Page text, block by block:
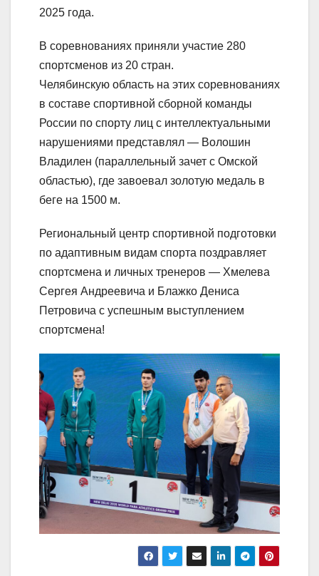
2025 года.
В соревнованиях приняли участие 280
спортсменов из 20 стран.
Челябинскую область на этих соревнованиях
в составе спортивной сборной команды
России по спорту лиц с интеллектуальными
нарушениями представлял — Волошин
Владилен (параллельный зачет с Омской
областью), где завоевал золотую медаль в
беге на 1500 м.
Региональный центр спортивной подготовки
по адаптивным видам спорта поздравляет
спортсмена и личных тренеров — Хмелева
Сергея Андреевича и Блажко Дениса
Петровича с успешным выступлением
спортсмена!